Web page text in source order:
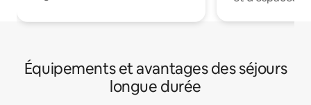
Équipements et avantages des séjours
longue durée